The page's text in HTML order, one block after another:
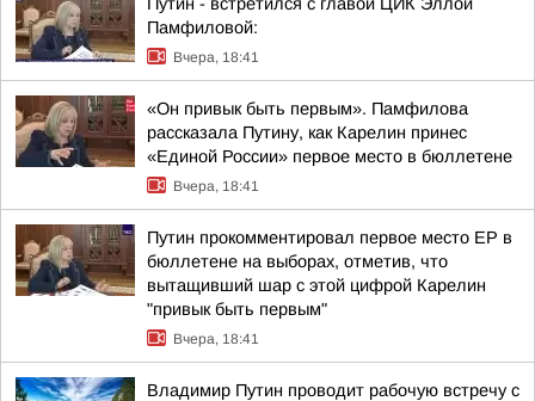
Памфиловой:
Вчера, 18:41
«Он привык быть первым». Памфилова
рассказала Путину, как Карелин принес
«Единой России» первое место в бюллетене
Вчера, 18:41
Путин прокомментировал первое место ЕР в
бюллетене на выборах, отметив, что
вытащивший шар с этой цифрой Карелин
"привык быть первым"
Вчера, 18:41
Владимир Путин проводит рабочую встречу с